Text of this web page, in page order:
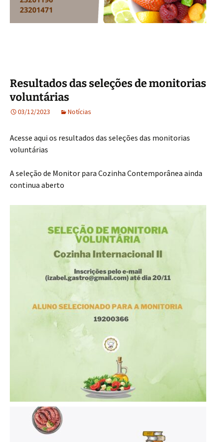
Resultados das seleções de monitorias
voluntárias
03/12/2023 Notícias
Acesse aqui os resultados das seleções das monitorias
voluntárias
A seleção de Monitor para Cozinha Contemporânea ainda
continua aberto